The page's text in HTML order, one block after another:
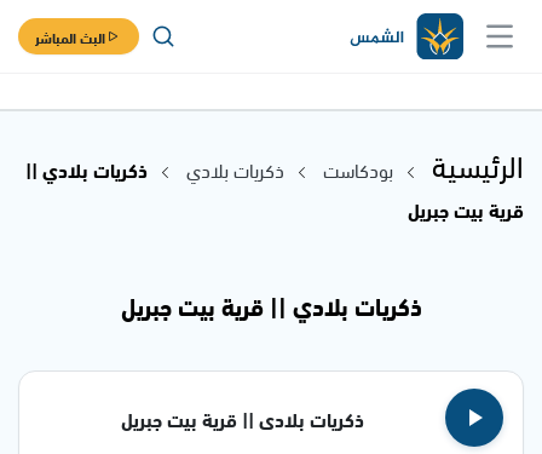
البث المباشر
الرئيسية بودكاست ذكريات بلادي
ذكريات بلادي ||
قرية بيت جبريل
ذكريات بلادي || قرية بيت جبريل
ذكريات بلادي || قرية بيت جبريل